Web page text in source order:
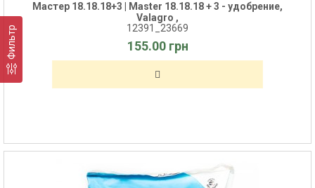
Фильтр
Мастер 18.18.18+3 | Master 18.18.18 + 3 - удобрение,
Valagro ,
12391_23669
155.00 грн